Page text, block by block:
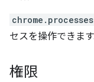
chrome.processes
セスを操作できます
権限